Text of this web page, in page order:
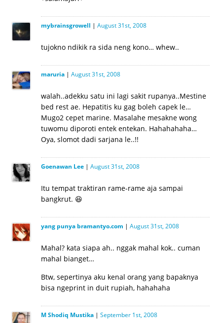
mybrainsgrowell | August 31st, 2008
tujokno ndikik ra sida neng kono… whew..
maruria| August 31st, 2008
walah..adekku satu ini lagi sakit rupanya..Mestine
bed rest ae. Hepatitis ku gag boleh capek le…
Mugo2 cepet marine. Masalahe mesakne wong
tuwomu diporoti entek entekan. Hahahahaha…
Oya, slomot dadi sarjana le..!!
Goenawan Lee| August 31st, 2008
Itu tempat traktiran rame-rame aja sampai
bangkrut. 😆
yang punya bramantyo.com | August 31st, 2008
Mahal? kata siapa ah.. nggak mahal kok.. cuman
mahal bianget…
Btw, sepertinya aku kenal orang yang bapaknya
bisa ngeprint in duit rupiah, hahahaha
M Shodiq Mustika| September 1st, 2008